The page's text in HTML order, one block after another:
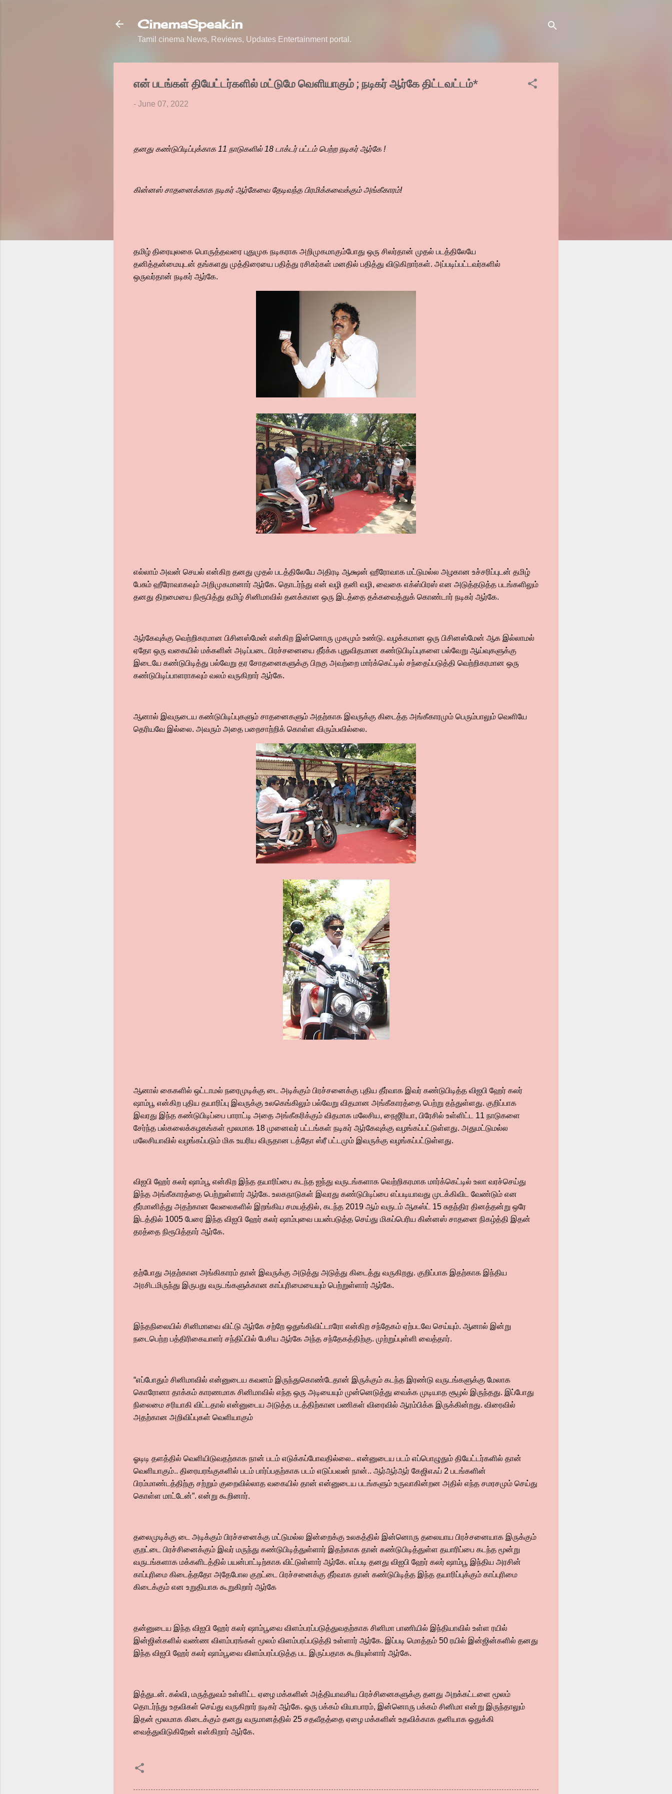
CinemaSpeak.in
Tamil cinema News, Reviews, Updates Entertainment portal.
என் படங்கள் தியேட்டர்களில் மட்டுமே வெளியாகும் ; நடிகர் ஆர்கே திட்டவட்டம்*
- June 07, 2022
தனது கண்டுபிடிப்புக்காக 11 நாடுகளில் 18 டாக்டர் பட்டம் பெற்ற நடிகர் ஆர்கே !
கின்னஸ் சாதனைக்காக நடிகர் ஆர்கேவை தேடிவந்த பிரமிக்கவைக்கும் அங்கீகாரம்!
தமிழ் திரையுலகை பொருத்தவரை புதுமுக நடிகராக அறிமுகமாகும்போது ஒரு சிலர்தான் முதல் படத்திலேயே
தனித்தன்மையுடன் தங்களது முத்திரையை பதித்து ரசிகர்கள் மனதில் பதித்து விடுகிறார்கள். அப்படிப்பட்டவர்களில்
ஒருவர்தான் நடிகர் ஆர்கே.
எல்லாம் அவன் செயல் என்கிற தனது முதல் படத்திலேயே அதிரடி ஆக்ஷன் ஹீரோவாக மட்டுமல்ல அழகான உச்சரிப்புடன் தமிழ்
பேசும் ஹீரோவாகவும் அறிமுகமானார் ஆர்கே. தொடர்ந்து என் வழி தனி வழி, வைகை எக்ஸ்பிரஸ் என அடுத்தடுத்த படங்களிலும்
தனது திறமையை நிரூபித்து தமிழ் சினிமாவில் தனக்கான ஒரு இடத்தை தக்கவைத்துக் கொண்டார் நடிகர் ஆர்கே.
ஆர்கேவுக்கு வெற்றிகரமான பிசினஸ்மேன் என்கிற இன்னொரு முகமும் உண்டு. வழக்கமான ஒரு பிசினஸ்மேன் ஆக இல்லாமல்
ஏதோ ஒரு வகையில் மக்களின் அடிப்படை பிரச்சனையை தீர்க்க புதுவிதமான கண்டுபிடிப்புகளை பல்வேறு ஆய்வுகளுக்கு
இடையே கண்டுபிடித்து பல்வேறு தர சோதனைகளுக்கு பிறகு அவற்றை மார்க்கெட்டில் சந்தைப்படுத்தி வெற்றிகரமான ஒரு
கண்டுபிடிப்பாளராகவும் வலம் வருகிறார் ஆர்கே.
ஆனால் இவருடைய கண்டுபிடிப்புகளும் சாதனைகளும் அதற்காக இவருக்கு கிடைத்த அங்கீகாரமும் பெரும்பாலும் வெளியே
தெரியவே இல்லை. அவரும் அதை பறைசாற்றிக் கொள்ள விரும்பவில்லை.
ஆனால் கைகளில் ஒட்டாமல் நரைமுடிக்கு டை அடிக்கும் பிரச்சனைக்கு புதிய தீர்வாக இவர் கண்டுபிடித்த விஐபி ஹேர் கலர்
ஷாம்பூ என்கிற புதிய தயாரிப்பு இவருக்கு உலகெங்கிலும் பல்வேறு விதமான அங்கீகாரத்தை பெற்று தந்துள்ளது. குறிப்பாக
இவரது இந்த கண்டுபிடிப்பை பாராட்டி அதை அங்கீகரிக்கும் விதமாக மலேசிய, நைஜீரியா, பிரேசில் உள்ளிட்ட 11 நாடுகளை
சேர்ந்த பல்கலைக்கழகங்கள் மூலமாக 18 முனைவர் பட்டங்கள் நடிகர் ஆர்கேவுக்கு வழங்கப்பட்டுள்ளது. அதுமட்டுமல்ல
மலேசியாவில் வழங்கப்படும் மிக உயரிய விருதான டத்தோ ஸ்ரீ பட்டமும் இவருக்கு வழங்கப்பட்டுள்ளது.
விஐபி ஹேர் கலர் ஷாம்பூ என்கிற இந்த தயாரிப்பை கடந்த ஐந்து வருடங்களாக வெற்றிகரமாக மார்க்கெட்டில் உலா வரச்செய்து
இந்த அங்கீகாரத்தை பெற்றுள்ளார் ஆர்கே. உலகநாடுகள் இவரது கண்டுபிடிப்பை எப்படியாவது முடக்கிவிட வேண்டும் என
தீர்மானித்து அதற்கான வேலைகளில் இறங்கிய சமயத்தில், கடந்த 2019 ஆம் வருடம் ஆகஸ்ட் 15 சுதந்திர தினத்தன்று ஒரே
இடத்தில் 1005 பேரை இந்த விஐபி ஹேர் கலர் ஷாம்புவை பயன்படுத்த செய்து மிகப்பெரிய கின்னஸ் சாதனை நிகழ்த்தி இதன்
தரத்தை நிரூபித்தார் ஆர்கே.
தற்போது அதற்கான அங்கிகாரம் தான் இவருக்கு அடுத்து அடுத்து கிடைத்து வருகிறது. குறிப்பாக இதற்காக இந்திய
அரசிடமிருந்து இருபது வருடங்களுக்கான காப்புரிமையையும் பெற்றுள்ளார் ஆர்கே.
இந்தநிலையில் சினிமாவை விட்டு ஆர்கே சற்றே ஒதுங்கிவிட்டாரோ என்கிற சந்தேகம் ஏற்படவே செய்யும். ஆனால் இன்று
நடைபெற்ற பத்திரிகையாளர் சந்திப்பில் பேசிய ஆர்கே அந்த சந்தேகத்திற்கு. முற்றுப்புள்ளி வைத்தார்.
“எப்போதும் சினிமாவில் என்னுடைய கவனம் இருந்துகொண்டேதான் இருக்கும் கடந்த இரண்டு வருடங்களுக்கு மேலாக
கொரோனா தாக்கம் காரணமாக சினிமாவில் எந்த ஒரு அடியையும் முன்னெடுத்து வைக்க முடியாத சூழல் இருந்தது. இப்போது
நிலைமை சரியாகி விட்டதால் என்னுடைய அடுத்த படத்திற்கான பணிகள் விரைவில் ஆரம்பிக்க இருக்கின்றது. விரைவில்
அதற்கான அறிவிப்புகள் வெளியாகும்
ஓடிடி தளத்தில் வெளியிடுவதற்காக நான் படம் எடுக்கப்போவதில்லை.. என்னுடைய படம் எப்பொழுதும் தியேட்டர்களில் தான்
வெளியாகும்.. திரையரங்குகளில் படம் பார்ப்பதற்காக படம் எடுப்பவன் நான்.. ஆர்ஆர்ஆர் கேஜிஎஃப் 2 படங்களின்
பிரம்மாண்டத்திற்கு சற்றும் குறைவில்லாத வகையில் தான் என்னுடைய படங்களும் உருவாகின்றன அதில் எந்த சமரசமும் செய்து
கொள்ள மாட்டேன்”. என்று கூறினார்.
தலைமுடிக்கு டை அடிக்கும் பிரச்சனைக்கு மட்டுமல்ல இன்றைக்கு உலகத்தில் இன்னொரு தலையாய பிரச்சனையாக இருக்கும்
குறட்டை பிரச்சினைக்கும் இவர் மருந்து கண்டுபிடித்துள்ளார் இதற்காக தான் கண்டுபிடித்துள்ள தயாரிப்பை கடந்த மூன்று
வருடங்களாக மக்களிடத்தில் பயன்பாட்டிற்காக விட்டுள்ளார் ஆர்கே. எப்படி தனது விஐபி ஹேர் கலர் ஷாம்பூ இந்திய அரசின்
காப்புரிமை கிடைத்ததோ அதேபோல குறட்டை பிரச்சனைக்கு தீர்வாக தான் கண்டுபிடித்த இந்த தயாரிப்புக்கும் காப்புரிமை
கிடைக்கும் என உறுதியாக கூறுகிறார் ஆர்கே
தன்னுடைய இந்த விஐபி ஹேர் கலர் ஷாம்பூவை விளம்பரப்படுத்துவதற்காக சினிமா பாணியில் இந்தியாவில் உள்ள ரயில்
இன்ஜின்களில் வண்ண விளம்பரங்கள் மூலம் விளம்பரப்படுத்தி உள்ளார் ஆர்கே. இப்படி மொத்தம் 50 ரயில் இன்ஜின்களில் தனது
இந்த விஐபி ஹேர் கலர் ஷாம்பூவை விளம்பரப்படுத்த பட இருப்பதாக கூறியுள்ளார் ஆர்கே.
இத்துடன். கல்வி, மருத்துவம் உள்ளிட்ட ஏழை மக்களின் அத்தியாவசிய பிரச்சினைகளுக்கு தனது அறக்கட்டளை மூலம்
தொடர்ந்து உதவிகள் செய்து வருகிறார் நடிகர் ஆர்கே. ஒரு பக்கம் வியாபாரம், இன்னொரு பக்கம் சினிமா என்று இருந்தாலும்
இதன் மூலமாக கிடைக்கும் தனது வருமானத்தில் 25 சதவீதத்தை ஏழை மக்களின் உதவிக்காக தனியாக ஒதுக்கி
வைத்துவிடுகிறேன் என்கிறார் ஆர்கே.